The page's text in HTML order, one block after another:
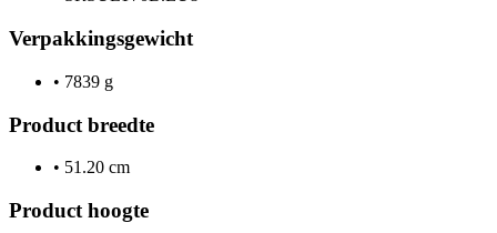
Verpakkingsgewicht
• 7839 g
Product breedte
• 51.20 cm
Product hoogte